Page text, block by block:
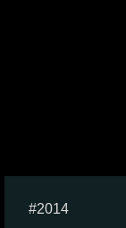
2014